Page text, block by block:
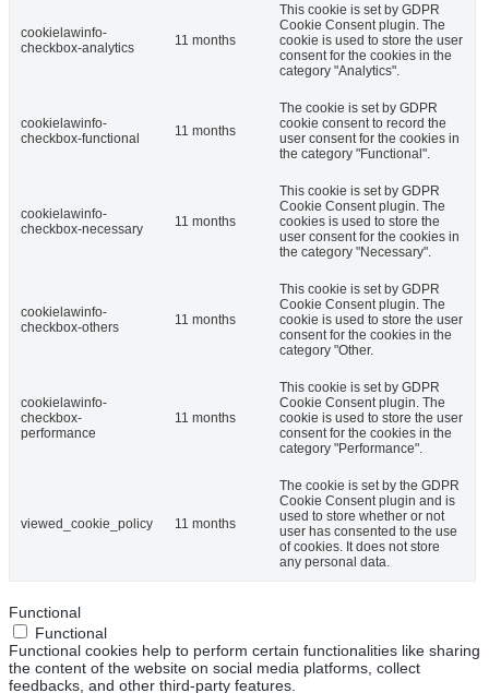
cookielawinfo-
checkbox-analytics
11 months
This cookie is set by GDPR
Cookie Consent plugin. The
cookie is used to store the user
consent for the cookies in the
category "Analytics".
cookielawinfo-
checkbox-functional
11 months
The cookie is set by GDPR
cookie consent to record the
user consent for the cookies in
the category "Functional".
cookielawinfo-
checkbox-necessary
11 months
This cookie is set by GDPR
Cookie Consent plugin. The
cookies is used to store the
user consent for the cookies in
the category "Necessary".
cookielawinfo-
checkbox-others
11 months
This cookie is set by GDPR
Cookie Consent plugin. The
cookie is used to store the user
consent for the cookies in the
category "Other.
cookielawinfo-
checkbox-
performance
11 months
This cookie is set by GDPR
Cookie Consent plugin. The
cookie is used to store the user
consent for the cookies in the
category "Performance".
viewed_cookie_policy 11 months
The cookie is set by the GDPR
Cookie Consent plugin and is
used to store whether or not
user has consented to the use
of cookies. It does not store
any personal data.
Functional
Functional
Functional cookies help to perform certain functionalities like sharing
the content of the website on social media platforms, collect
feedbacks, and other third-party features.